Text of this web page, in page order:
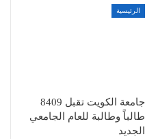
الرئيسية
جامعة الكويت تقبل 8409
طالباً وطالبة للعام الجامعي
الجديد